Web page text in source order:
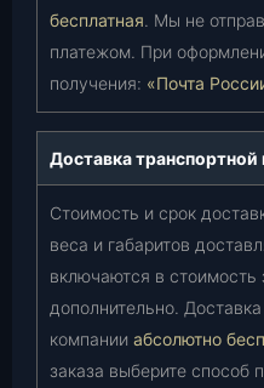
бесплатная. Мы не
платежом. При
получения: «Почта
Доставка транспортной
Стоимость и срок
веса и габаритов
включаются в стоимость
дополнительно.
компании абсолютно
заказа выберите способ